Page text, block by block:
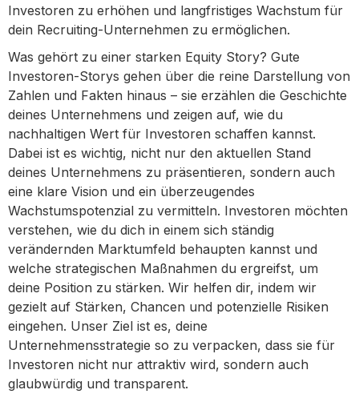
Investoren zu erhöhen und langfristiges Wachstum für
dein Recruiting-Unternehmen zu ermöglichen.
Was gehört zu einer starken Equity Story? Gute
Investoren-Storys gehen über die reine Darstellung von
Zahlen und Fakten hinaus – sie erzählen die Geschichte
deines Unternehmens und zeigen auf, wie du
nachhaltigen Wert für Investoren schaffen kannst.
Dabei ist es wichtig, nicht nur den aktuellen Stand
deines Unternehmens zu präsentieren, sondern auch
eine klare Vision und ein überzeugendes
Wachstumspotenzial zu vermitteln. Investoren möchten
verstehen, wie du dich in einem sich ständig
verändernden Marktumfeld behaupten kannst und
welche strategischen Maßnahmen du ergreifst, um
deine Position zu stärken. Wir helfen dir, indem wir
gezielt auf Stärken, Chancen und potenzielle Risiken
eingehen. Unser Ziel ist es, deine
Unternehmensstrategie so zu verpacken, dass sie für
Investoren nicht nur attraktiv wird, sondern auch
glaubwürdig und transparent.